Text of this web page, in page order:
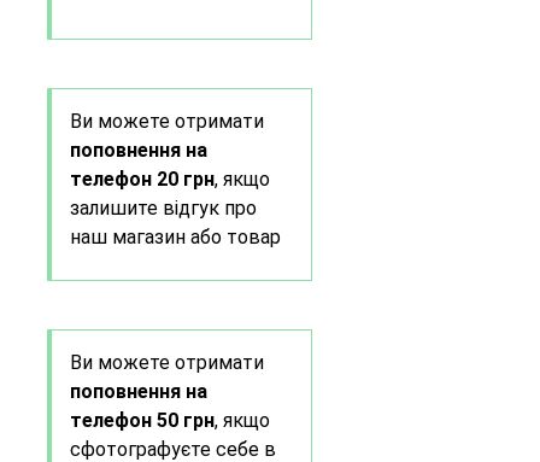
Ви можете отримати
поповнення на
телефон 20 грн, якщо
залишите відгук про
наш магазин або товар
Ви можете отримати
поповнення на
телефон 50 грн, якщо
сфотографуєте себе в